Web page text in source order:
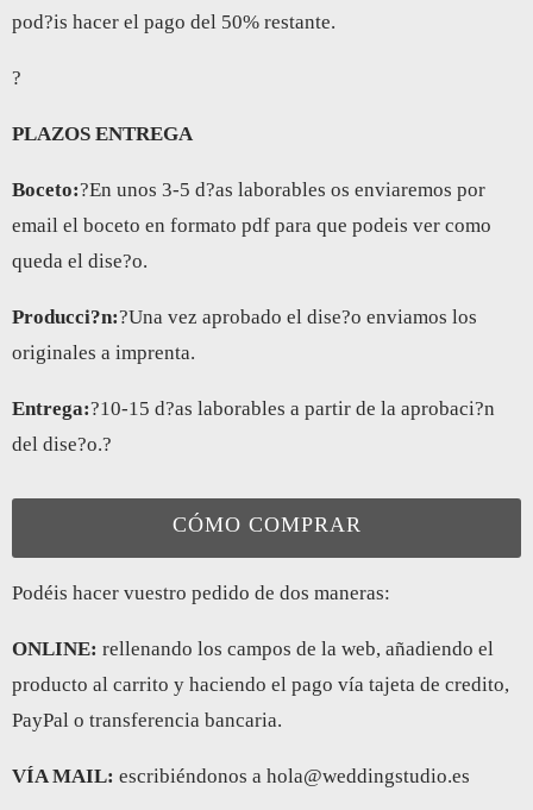
pod?is hacer el pago del 50% restante.
?
PLAZOS ENTREGA
Boceto:?En unos 3-5 d?as laborables os enviaremos por
email el boceto en formato pdf para que podeis ver como
queda el dise?o.
Producci?n:?Una vez aprobado el dise?o enviamos los
originales a imprenta.
Entrega:?10-15 d?as laborables a partir de la aprobaci?n
del dise?o.?
CÓMO COMPRAR
Podéis hacer vuestro pedido de dos maneras:
ONLINE: rellenando los campos de la web, añadiendo el
producto al carrito y haciendo el pago vía tajeta de credito,
PayPal o transferencia bancaria.
VÍA MAIL: escribiéndonos a hola@weddingstudio.es